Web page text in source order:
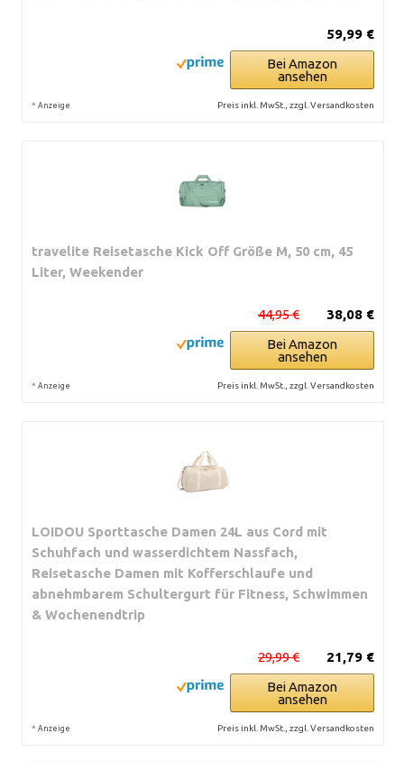
59,99 €
Bei Amazon
ansehen
* Anzeige Preis inkl. MwSt., zzgl. Versandkosten
travelite Reisetasche Kick Off Größe M, 50 cm, 45
Liter, Weekender
38,08 €
44,95 €
Bei Amazon
ansehen
* Anzeige Preis inkl. MwSt., zzgl. Versandkosten
LOIDOU Sporttasche Damen 24L aus Cord mit
Schuhfach und wasserdichtem Nassfach,
Reisetasche Damen mit Kofferschlaufe und
abnehmbarem Schultergurt für Fitness, Schwimmen
& Wochenendtrip
21,79 €
29,99 €
Bei Amazon
ansehen
* Anzeige Preis inkl. MwSt., zzgl. Versandkosten